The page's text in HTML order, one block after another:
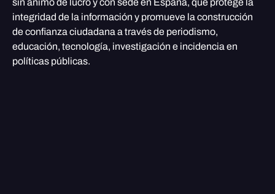
sin ánimo de lucro y con sede en España, que protege la
integridad de la información y promueve la construcción
de confianza ciudadana a través de periodismo,
educación, tecnología, investigación e incidencia en
políticas públicas.